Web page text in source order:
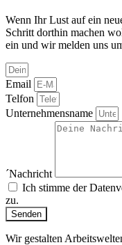
Wenn Ihr Lust auf ein
Schritt dorthin machen
ein und wir melden uns
Email
Telfon
Unternehmensname
´Nachricht
Ich stimme der
zu.
Senden
Wir gestalten